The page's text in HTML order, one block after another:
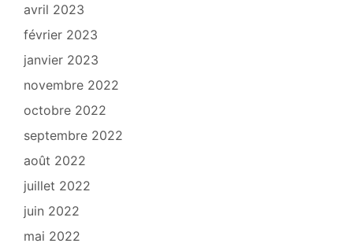
avril 2023
février 2023
janvier 2023
novembre 2022
octobre 2022
septembre 2022
août 2022
juillet 2022
juin 2022
mai 2022